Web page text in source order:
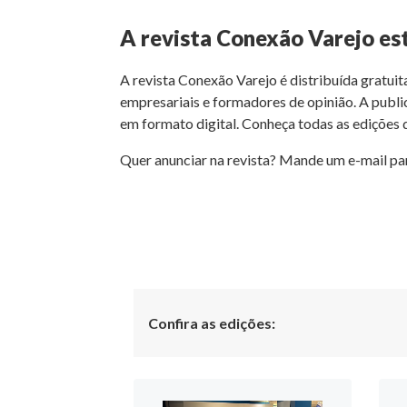
A revista Conexão Varejo
A revista Conexão Varejo é distribuída
empresariais e formadores de opinião. A
em formato digital. Conheça todas as edições
Quer anunciar na revista? Mande um e-mail
Confira as edições: